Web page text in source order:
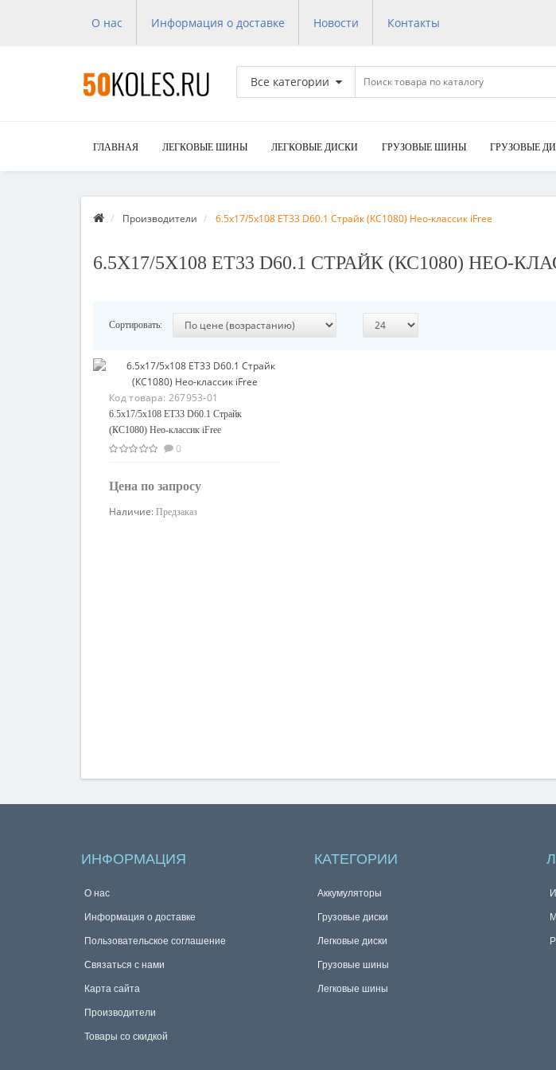
О нас Информация о доставке Новости Контакты
Все категории
ГЛАВНАЯ ЛЕГКОВЫЕ ШИНЫ ЛЕГКОВЫЕ ДИСКИ ГРУЗОВЫЕ ШИНЫ ГРУЗОВЫЕ
Производители 6.5x17/5x108 ET33 D60.1 Страйк (КС1080) Нео-классик iFree
6.5X17/5X108 ET33 D60.1 СТРАЙК (КС1080) НЕО-
Сортировать:
Код товара: 267953-01
6.5x17/5x108 ET33 D60.1 Страйк
(КС1080) Нео-классик iFree
0
Цена по запросу
Узнать цену
Наличие: Предзаказ
ИНФОРМАЦИЯ
О нас
Информация о доставке
Пользовательское соглашение
Связаться с нами
Карта сайта
Производители
Товары со скидкой
КАТЕГОРИИ
Аккумуляторы
Грузовые диски
Легковые диски
Грузовые шины
Легковые шины